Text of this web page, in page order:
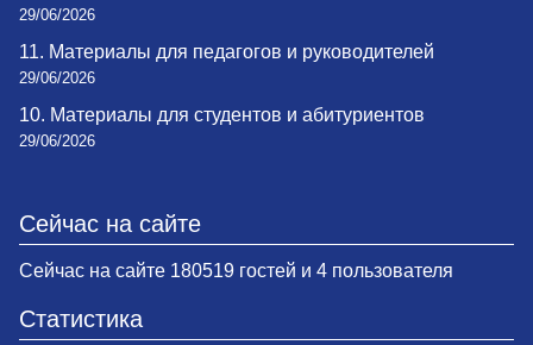
29/06/2026
11. Материалы для педагогов и руководителей
29/06/2026
10. Материалы для студентов и абитуриентов
29/06/2026
Сейчас на сайте
Сейчас на сайте 180519 гостей и 4 пользователя
Статистика